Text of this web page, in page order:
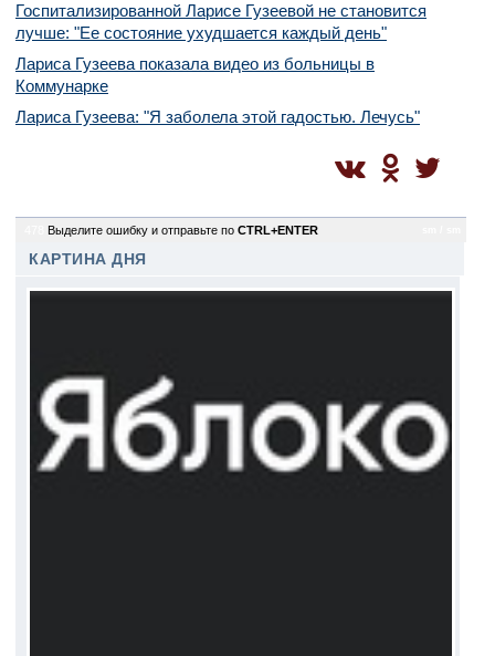
Госпитализированной Ларисе Гузеевой не становится
лучше: "Ее состояние ухудшается каждый день"
Лариса Гузеева показала видео из больницы в
Коммунарке
Лариса Гузеева: "Я заболела этой гадостью. Лечусь"
Выделите ошибку и отправьте по CTRL+ENTER
КАРТИНА ДНЯ